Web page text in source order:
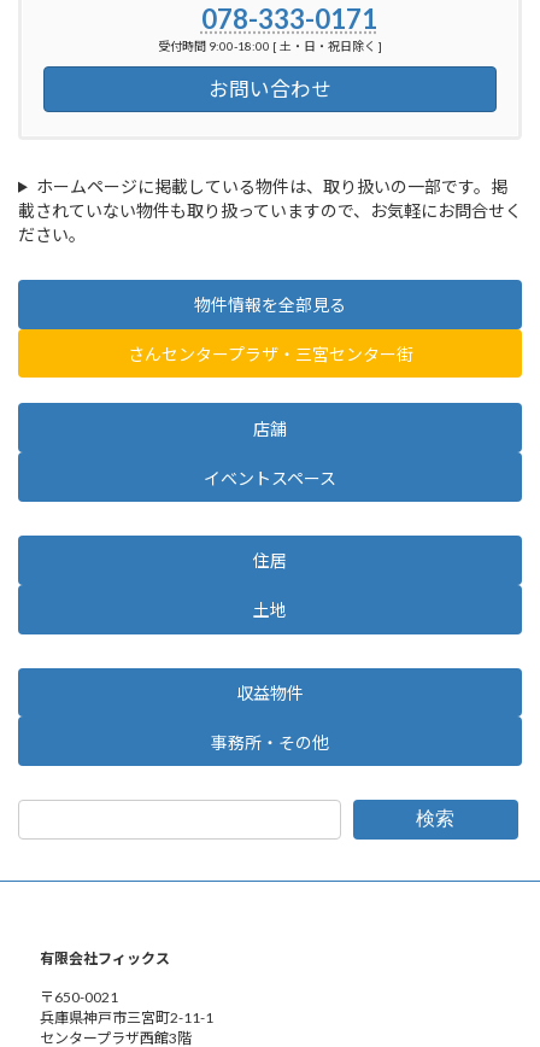
078-333-0171
受付時間 9:00-18:00 [ 土・日・祝日除く ]
お問い合わせ
ホームページに掲載している物件は、取り扱いの一部です。掲
載されていない物件も取り扱っていますので、お気軽にお問合せく
ださい。
物件情報を全部見る
さんセンタープラザ・三宮センター街
店舗
イベントスペース
住居
土地
収益物件
事務所・その他
検索
有限会社フィックス
〒650-0021
兵庫県神戸市三宮町2-11-1
センタープラザ西館3階